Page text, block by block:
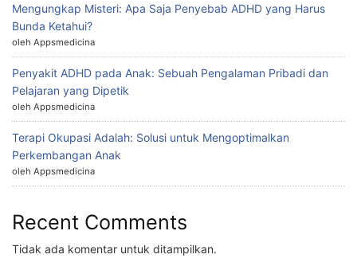
Mengungkap Misteri: Apa Saja Penyebab ADHD yang Harus
Bunda Ketahui?
oleh Appsmedicina
Penyakit ADHD pada Anak: Sebuah Pengalaman Pribadi dan
Pelajaran yang Dipetik
oleh Appsmedicina
Terapi Okupasi Adalah: Solusi untuk Mengoptimalkan
Perkembangan Anak
oleh Appsmedicina
Recent Comments
Tidak ada komentar untuk ditampilkan.